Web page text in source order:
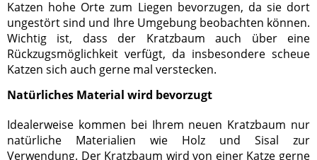
Katzen hohe Orte zum Liegen bevorzugen, da sie dort
ungestört sind und Ihre Umgebung beobachten können.
Wichtig ist, dass der Kratzbaum auch über eine
Rückzugsmöglichkeit verfügt, da insbesondere scheue
Katzen sich auch gerne mal verstecken.
Natürliches Material wird bevorzugt
Idealerweise kommen bei Ihrem neuen Kratzbaum nur
natürliche Materialien wie Holz und Sisal zur
Verwendung. Der Kratzbaum wird von einer Katze gerne